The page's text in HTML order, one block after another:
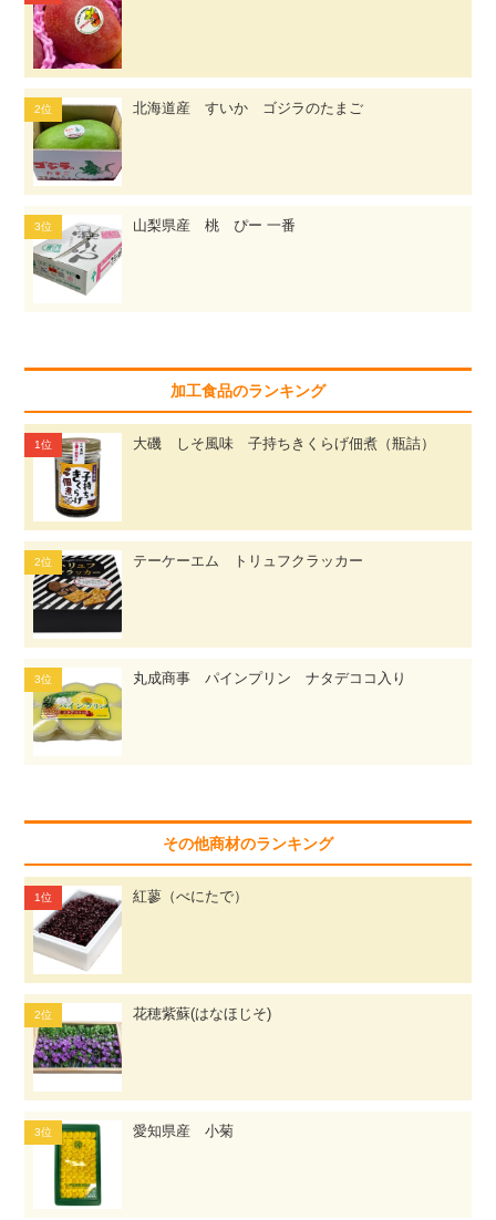
北海道産 すいか ゴジラのたまご
山梨県産 桃 ぴー 一番
加工食品のランキング
大磯 しそ風味 子持ちきくらげ佃煮（瓶詰）
テーケーエム トリュフクラッカー
丸成商事 パインプリン ナタデココ入り
その他商材のランキング
紅蓼（べにたで）
花穂紫蘇(はなほじそ)
愛知県産 小菊